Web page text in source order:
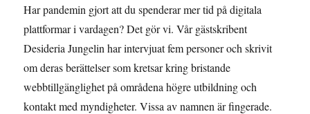
Har pandemin gjort att du spenderar mer tid på digitala
plattformar i vardagen? Det gör vi. Vår gästskribent
Desideria Jungelin har intervjuat fem personer och skrivit
om deras berättelser som kretsar kring bristande
webbtillgänglighet på områdena högre utbildning och
kontakt med myndigheter. Vissa av namnen är fingerade.